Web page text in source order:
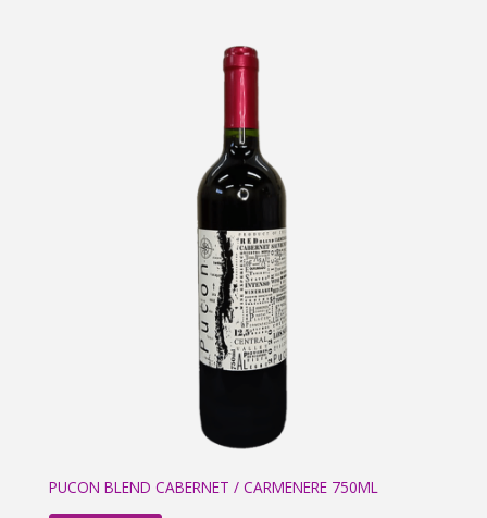
PUCON BLEND CABERNET / CARMENERE 750ML